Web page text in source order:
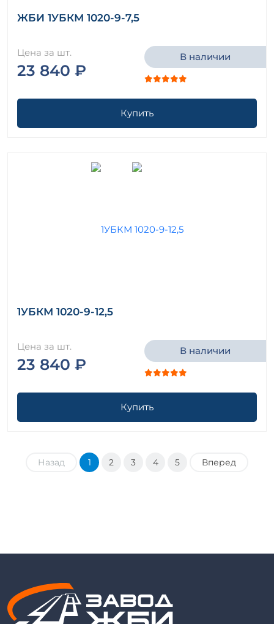
ЖБИ 1УБКМ 1020-9-7,5
Цена за шт.
23 840 ₽
В наличии
Купить
1УБКМ 1020-9-12,5
Цена за шт.
23 840 ₽
В наличии
Купить
Назад 1 2 3 4 5 Вперед